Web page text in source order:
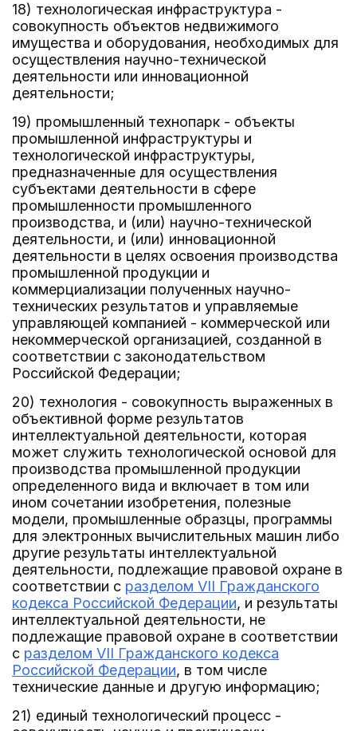
18) технологическая инфраструктура -
совокупность объектов недвижимого
имущества и оборудования, необходимых для
осуществления научно-технической
деятельности или инновационной
деятельности;
19) промышленный технопарк - объекты
промышленной инфраструктуры и
технологической инфраструктуры,
предназначенные для осуществления
субъектами деятельности в сфере
промышленности промышленного
производства, и (или) научно-технической
деятельности, и (или) инновационной
деятельности в целях освоения производства
промышленной продукции и
коммерциализации полученных научно-
технических результатов и управляемые
управляющей компанией - коммерческой или
некоммерческой организацией, созданной в
соответствии с законодательством
Российской Федерации;
20) технология - совокупность выраженных в
объективной форме результатов
интеллектуальной деятельности, которая
может служить технологической основой для
производства промышленной продукции
определенного вида и включает в том или
ином сочетании изобретения, полезные
модели, промышленные образцы, программы
для электронных вычислительных машин либо
другие результаты интеллектуальной
деятельности, подлежащие правовой охране в
соответствии с разделом VII Гражданского
кодекса Российской Федерации, и результаты
интеллектуальной деятельности, не
подлежащие правовой охране в соответствии
с разделом VII Гражданского кодекса
Российской Федерации, в том числе
технические данные и другую информацию;
21) единый технологический процесс -